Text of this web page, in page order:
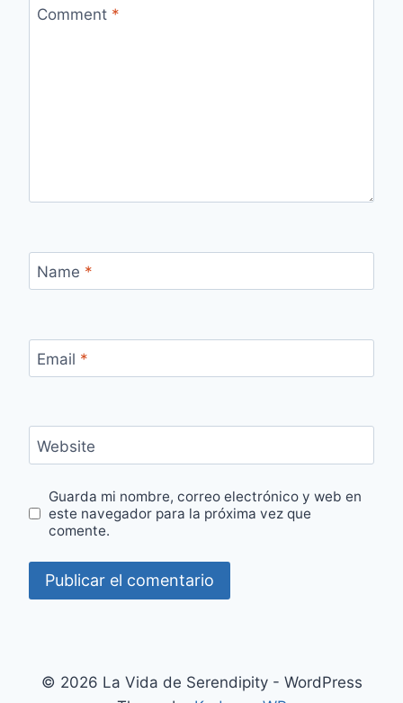
Comment *
Name *
Email *
Website
Guarda mi nombre, correo electrónico y web en
este navegador para la próxima vez que
comente.
© 2026 La Vida de Serendipity - WordPress